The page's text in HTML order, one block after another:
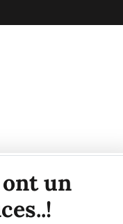
ont un
les
usages